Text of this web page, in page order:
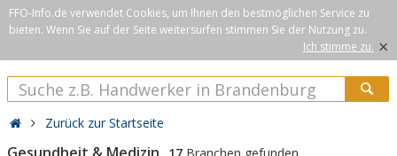
FFO-Info.de verwendet Cookies, um Ihnen den bestmöglichen Service zu
bieten. Wenn Sie auf der Seite weitersurfen stimmen Sie der Nutzung zu.
Ich stimme zu. ×
Zurück zur Startseite